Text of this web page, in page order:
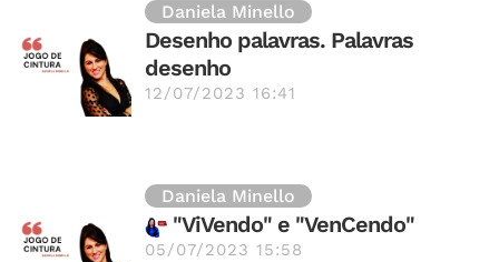
Daniela Minello
Desenho palavras. Palavras
desenho
12/07/2023 16:41
Daniela Minello
"ViVendo" e "VenCendo"
05/07/2023 15:58